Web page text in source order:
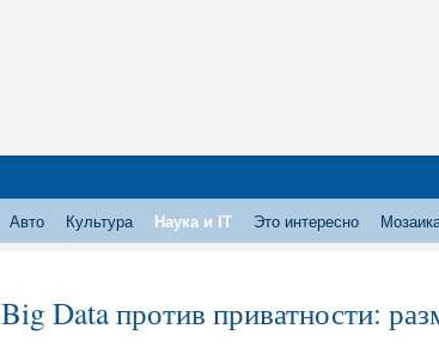
Авто Культура Наука и IT Это интересно
Big Data против приватности: